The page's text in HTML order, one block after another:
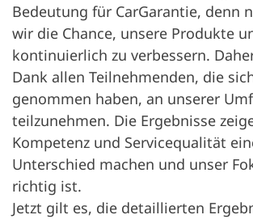
Bedeutung für CarGarantie, denn
wir die Chance, unsere Produkte
kontinuierlich zu verbessern.
Dank allen Teilnehmenden, die
genommen haben, an unserer
teilzunehmen. Die Ergebnisse
Kompetenz und Servicequalität
Unterschied machen und unser
richtig ist.
Jetzt gilt es, die detaillierten